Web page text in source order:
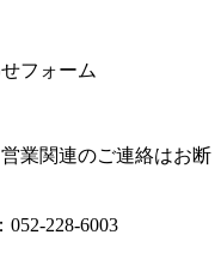
フォーム
業関連のご連絡はお断
228-6003